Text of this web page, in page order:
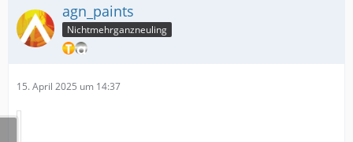
agn_paints
Nichtmehrganzneuling
15. April 2025 um 14:37